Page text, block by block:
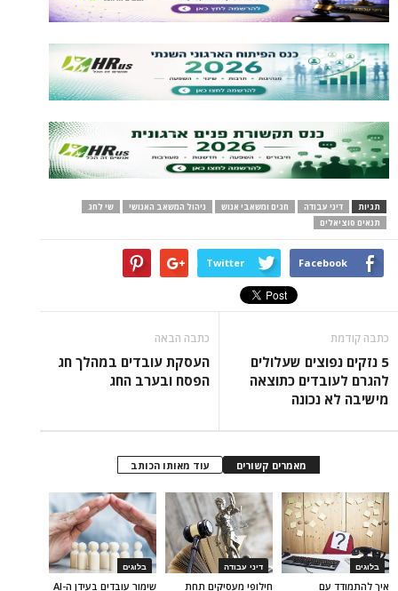
תגיות דיני עבודה חגים ומשאבי אנוש ניהול המשאב האנושי
שי לחג
תנאים סוציאלים
Facebook
Twitter
כתבה קודמת
5 נזקים נפוצים שעלולים
להגרם לעובדים כתוצאה
מישיבה לא נכונה
כתבה הבאה
העסקת עובדים במהלך חג
הפסח ובערב החג
מאמרים קשורים עוד מאותו הכותב
בלוגים
שימור עובדים בעידן ה-AI
דיני עבודה
חילופי מעסיקים תחת
בלוגים
איך להתמודד עם